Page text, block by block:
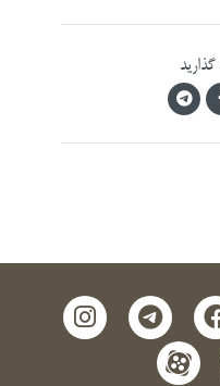
telegram
instagram
aparat